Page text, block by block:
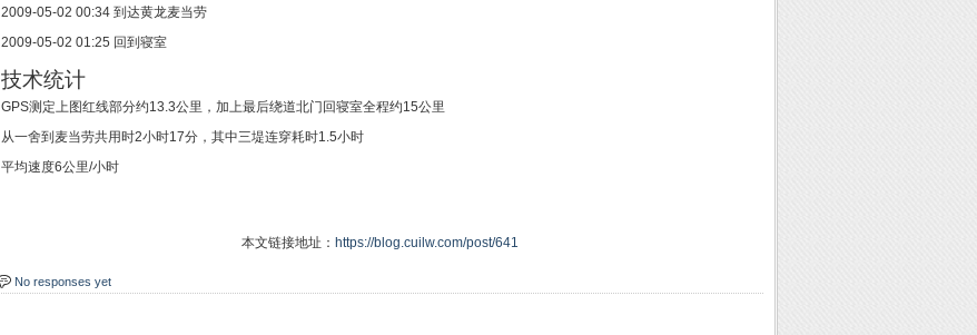
2009-05-02 00:34 到达黄龙麦当劳
2009-05-02 01:25 回到寝室
技术统计
GPS测定上图红线部分约13.3公里，加上最后绕道北门回寝室全程约15公里
从一舍到麦当劳共用时2小时17分，其中三堤连穿耗时1.5小时
平均速度6公里/小时
本文链接地址： https://blog.cuilw.com/post/641
No responses yet